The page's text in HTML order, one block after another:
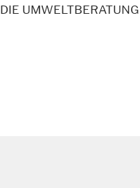
DIE UMWELTBERATUNG